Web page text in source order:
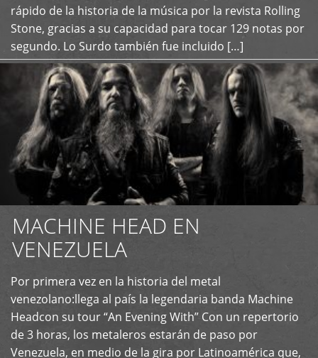
rápido de la historia de la música por la revista Rolling
Stone, gracias a su capacidad para tocar 129 notas por
segundo. Lo Surdo también fue incluido […]
MACHINE HEAD EN
VENEZUELA
Por primera vez en la historia del metal
venezolano:llega al país la legendaria banda Machine
Headcon su tour “An Evening With” Con un repertorio
de 3 horas, los metaleros estarán de paso por
Venezuela, en medio de la gira por Latinoamérica que,
+